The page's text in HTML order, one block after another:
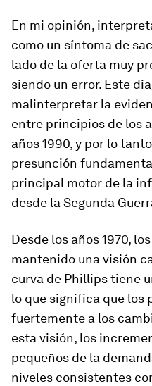
En mi opinión,
como un síntoma de
lado de la oferta muy
siendo un error. Este
malinterpretar la
entre principios de los
años 1990, y por lo
presunción
principal motor de la
desde la Segunda
Desde los años 1970,
mantenido una visión
curva de Phillips tiene
lo que significa que los
fuertemente a los
esta visión, los
pequeños de la
niveles consistentes